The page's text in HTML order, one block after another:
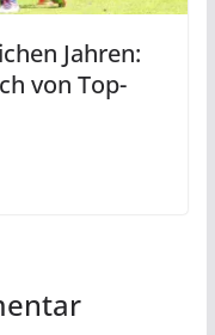
Jahren:
von Top-